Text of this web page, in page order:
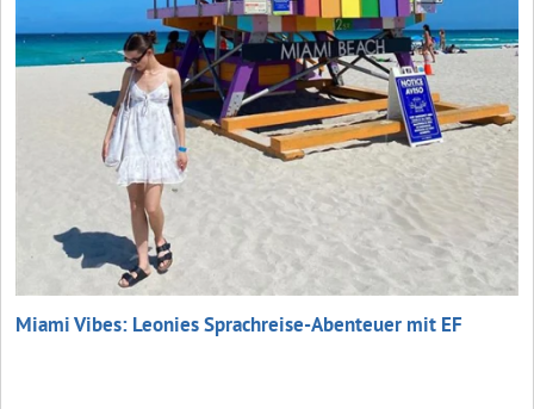
Miami Vibes: Leonies Sprachreise-Abenteuer mit EF